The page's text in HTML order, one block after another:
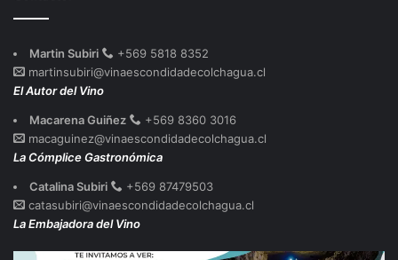
Martin Subiri
+569 5818 8352
martinsubiri@vinaescondidadecolchagua.cl
El Autor del Vino
Macarena Guiñez
+569 8360 3016
macaguinez@vinaescondidadecolchagua.cl
La Cómplice Gastronómica
Catalina Subiri
+569 87479503
catasubiri@vinaescondidadecolchagua.cl
La Embajadora del Vino